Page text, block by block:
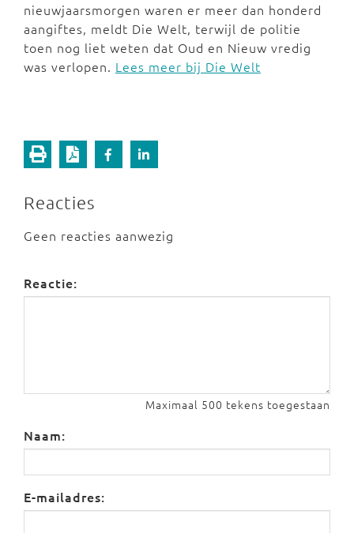
nieuwjaarsmorgen waren er meer dan honderd
aangiftes, meldt Die Welt, terwijl de politie
toen nog liet weten dat Oud en Nieuw vredig
was verlopen. Lees meer bij Die Welt
Reacties
Geen reacties aanwezig
Reactie:
Maximaal 500 tekens toegestaan
Naam:
E-mailadres: